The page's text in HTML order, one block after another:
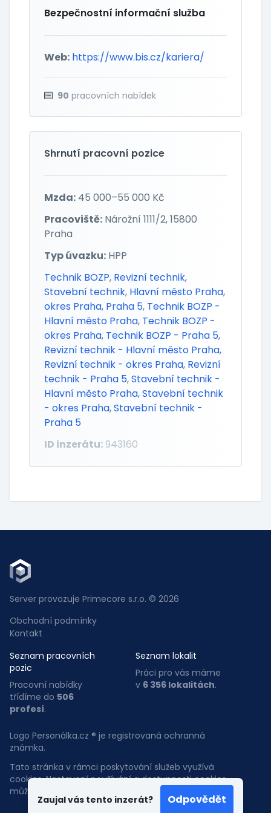
Zaujal vás tento inzerát? Odpovědět
Bezpečnostní informační služba
Web: https://www.bis.cz/kariera/
90 pracovních nabídek
Shrnutí pracovní pozice
Mzda: 45 000–55 000 Kč
Pracoviště: Nárožní 1111/2, 15800
Praha
Typ úvazku: HPP
Technik BOZP, Revizní technik,
Stavební technik, Hlavní město Praha,
okres Praha, Praha 5, Technik BOZP -
Hlavní město Praha, Technik BOZP -
okres Praha, Technik BOZP - Praha 5,
Revizní technik - Hlavní město Praha,
Revizní technik - okres Praha, Revizní
technik - Praha 5,Stavební technik -
Hlavní město Praha,Stavební technik
- okres Praha,Stavební technik -
Praha 5
ID inzerátu: 943160
Server provozuje Primecore s.r.o. © 2026
Obchodní podmínky
Kontakt
Seznam pracovních
pozic
Pracovní nabídky
třídíme do 506
profesí.
Seznam lokalit
Práci pro vás máme
v 6 356 lokalitách.
Logo Personálka.cz ® je registrovaná ochranná
známka.
Tato stránka v rámci poskytování služeb využívá
cookies. Nastavení používání a dostupnosti cookies
můžete upravit v nastavení prohlížeče.